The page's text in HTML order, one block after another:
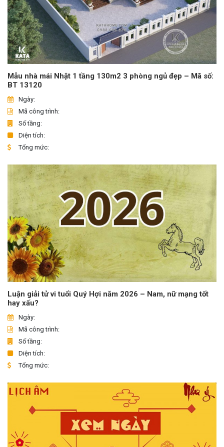
Mẫu nhà mái Nhật 1 tầng 130m2 3 phòng ngủ đẹp – Mã số:
BT 13120
Ngày:
Mã công trình:
Số tầng:
Diện tích:
Tổng mức:
Luận giải tử vi tuổi Quý Hợi năm 2026 – Nam, nữ mạng tốt
hay xấu?
Ngày:
Mã công trình:
Số tầng:
Diện tích:
Tổng mức: